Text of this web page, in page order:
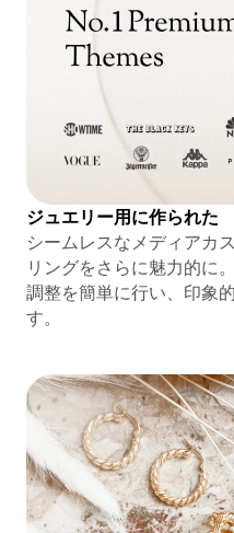
ジュエリー用に作られた
シームレスなメディアカ
リングをさらに魅力的に
調整を簡単に行い、印象
す。